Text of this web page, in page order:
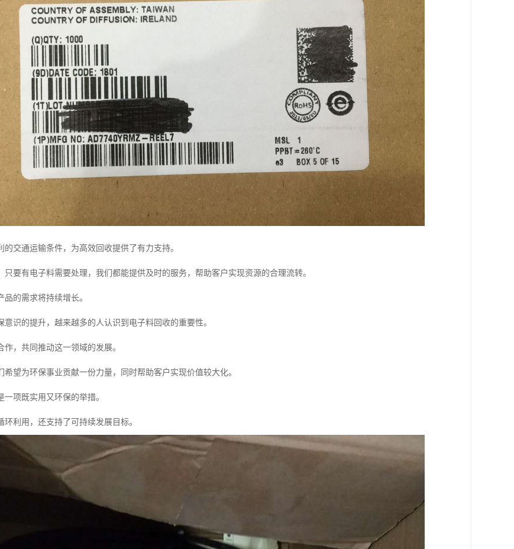
的交通运输条件，为高效回收提供了有力支持。
只要有电子料需要处理，我们都能提供及时的服务，帮助客户实现资源的合理流转。
的需求将持续增长。
意识的提升，越来越多的人认识到电子料回收的重要性。
，共同推动这一领域的发展。
希望为环保事业贡献一份力量，同时帮助客户实现价值较大化。
项既实用又环保的举措。
环利用，还支持了可持续发展目标。